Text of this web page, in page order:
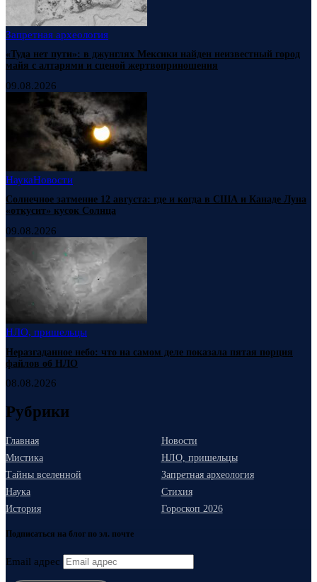
Запретная археология
«Туда нет пути»: в джунглях Мексики найден неизвестный город
майя с алтарями и сценой жертвоприношения
09.08.2026
НаукаНовости
Солнечное затмение 12 августа: где и когда в США и Канаде Луна
«откусит» кусок Солнца
09.08.2026
НЛО, пришельцы
Неразгаданное небо: что на самом деле показала пятая порция
файлов об НЛО
08.08.2026
Рубрики
Главная
Новости
Мистика
НЛО, пришельцы
Тайны вселенной
Запретная археология
Наука
Стихия
История
Гороскоп 2026
Подписаться на блог по эл. почте
Email адрес